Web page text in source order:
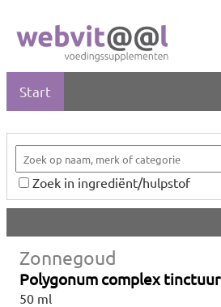
Start
Zoek in ingrediënt/hulpstof
Zonnegoud
Polygonum complex tinctuur
50 ml